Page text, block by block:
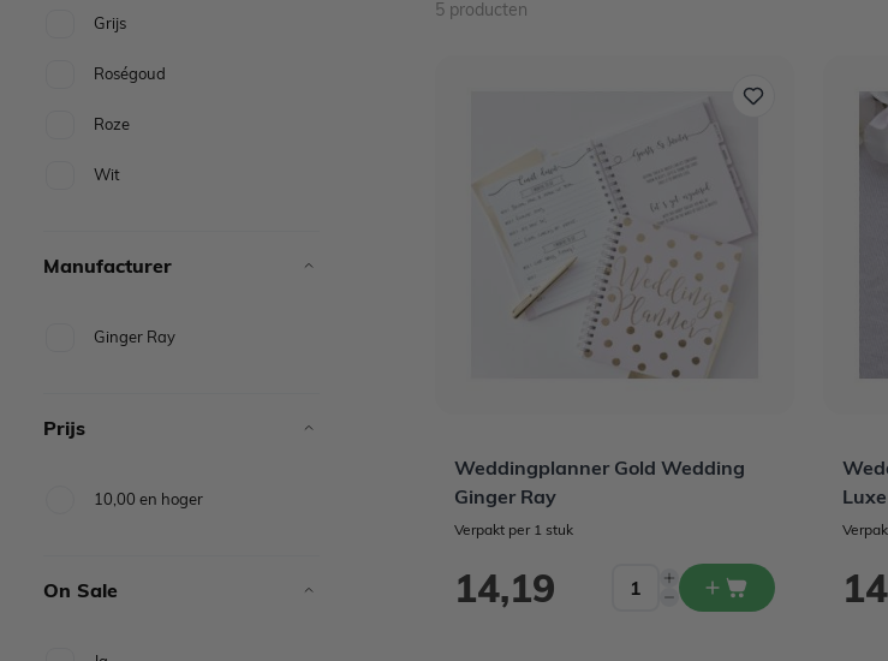
Grijs
Roségoud
Roze
Wit
Manufacturer
Ginger Ray
Prijs
10,00 en hoger
On Sale
5 producten
Weddingplanner Gold Wedding
Ginger Ray
Verpakt per 1 stuk
14,19